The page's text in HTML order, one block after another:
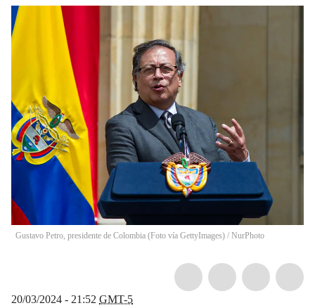
Gustavo Petro, presidente de Colombia (Foto vía GettyImages) / NurPhoto
20/03/2024 - 21:52 GMT-5